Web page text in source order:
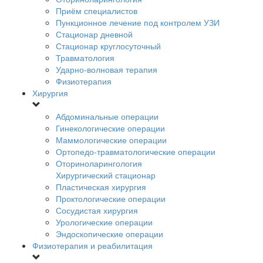
Приём специалистов
Пункционное лечение под контролем УЗИ
Стационар дневной
Стационар круглосуточный
Травматология
Ударно-волновая терапия
Физиотерапия
Хирургия
Абдоминальные операции
Гинекологические операции
Маммологические операции
Ортопедо-травматологические операции
Оториноларингология
Хирургический стационар
Пластическая хирургия
Проктологические операции
Сосудистая хирургия
Урологические операции
Эндоскопические операции
Физиотерапия и реабилитация